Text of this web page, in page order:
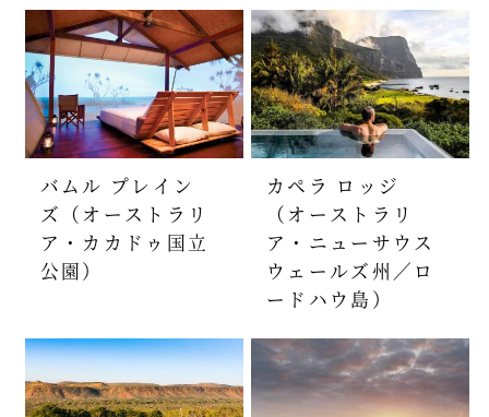
バムル プレイン
ズ（オーストラリ
ア・カカドゥ国立
公園）
カペラ ロッジ
（オーストラリ
ア・ニューサウス
ウェールズ州／ロ
ードハウ島）